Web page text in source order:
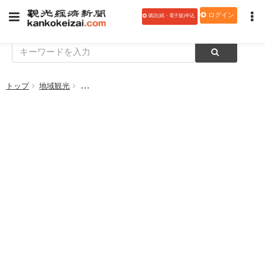
購読(紙・電子版)申込 ログイン
トップ 地域観光 国際観光施設協会が｢観光まちづくり研究会｣立ち上げ